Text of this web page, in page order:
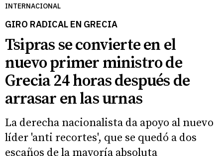
INTERNACIONAL
GIRO RADICAL EN GRECIA
Tsipras se convierte en el
nuevo primer ministro de
Grecia 24 horas después de
arrasar en las urnas
La derecha nacionalista da apoyo al nuevo
líder 'anti recortes', que se quedó a dos
escaños de la mayoría absoluta